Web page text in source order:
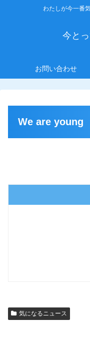
わたしが今一番
今と
お問い合わせ
We are young
気になるニュース